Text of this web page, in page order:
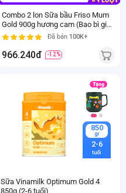
Combo 2 lon Sữa bầu Friso Mum
Gold 900g hương cam (Bao bì giao
ngẫu nhiên)
Đã bán 100K+
966.240đ -12%
850
gr
2-6
tuổi
Sữa Vinamilk Optimum Gold 4
850g (2-6 tuổi)